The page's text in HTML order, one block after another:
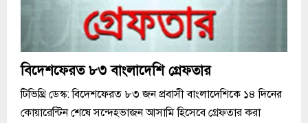
বিদেশফেরত ৮৩ বাংলাদেশি গ্রেফতার
টিভিথ্রি ডেস্ক: বিদেশফেরত ৮৩ জন প্রবাসী বাংলাদেশিকে ১৪ দিনের
কোয়ারেন্টিন শেষে সন্দেহভাজন আসামি হিসেবে গ্রেফতার করা